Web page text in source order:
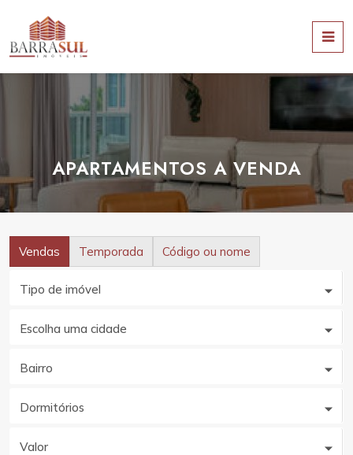
APARTAMENTOS A VENDA
Vendas Temporada Código ou nome
Tipo de imóvel
Escolha uma cidade
Bairro
Dormitórios
Valor